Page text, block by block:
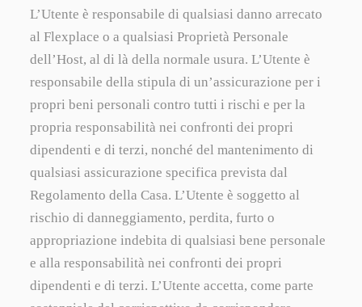
L’Utente è responsabile di qualsiasi danno arrecato
al Flexplace o a qualsiasi Proprietà Personale
dell’Host, al di là della normale usura. L’Utente è
responsabile della stipula di un’assicurazione per i
propri beni personali contro tutti i rischi e per la
propria responsabilità nei confronti dei propri
dipendenti e di terzi, nonché del mantenimento di
qualsiasi assicurazione specifica prevista dal
Regolamento della Casa. L’Utente è soggetto al
rischio di danneggiamento, perdita, furto o
appropriazione indebita di qualsiasi bene personale
e alla responsabilità nei confronti dei propri
dipendenti e di terzi. L’Utente accetta, come parte